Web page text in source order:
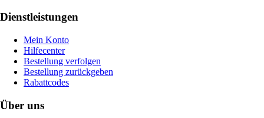
Dienstleistungen
Mein Konto
Hilfecenter
Bestellung verfolgen
Bestellung zurückgeben
Rabattcodes
Über uns